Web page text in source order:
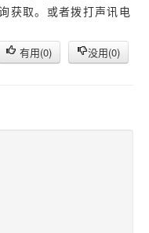
获取。或者拨打声讯电
有用(0) 没用(0)